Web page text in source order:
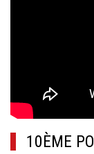
10ÈME